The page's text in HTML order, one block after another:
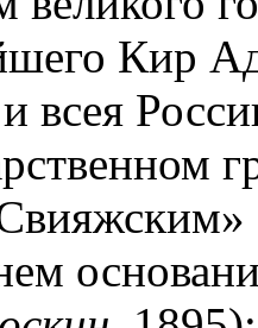
Кир
всея